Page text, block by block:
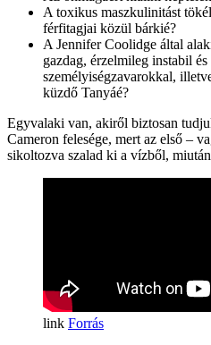
A toxikus maszkulinitást
férfitagjai közül bárkié?
A Jennifer Coolidge által
gazdag, érzelmileg instabil és
személyiségzavarokkal,
küzdő Tanyáé?
Egyvalaki van, akiről biztosan
Cameron felesége, mert az első –
sikoltozva szalad ki a vízből,
Forrás